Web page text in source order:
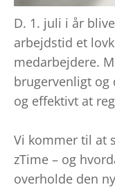
D. 1. juli i år
arbejdstid et
medarbejdere.
brugervenligt
og effektivt at
Vi kommer til at
zTime – og
overholde den